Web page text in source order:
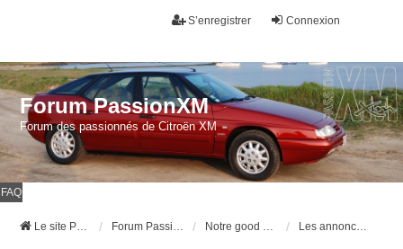
Connexion
S’enregistrer
Forum PassionXM
Forum des passionnés de Citroën XM
FAQ
Le site Passion XM Forum Passion XM Notre good corner ! Les annonces XM vues sur le net